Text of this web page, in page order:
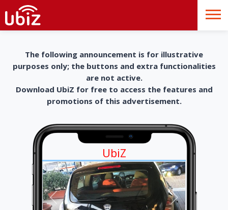
The following announcement is for illustrative
purposes only; the buttons and extra functionalities
are not active.
Download UbiZ for free to access the features and
promotions of this advertisement.
UbiZ